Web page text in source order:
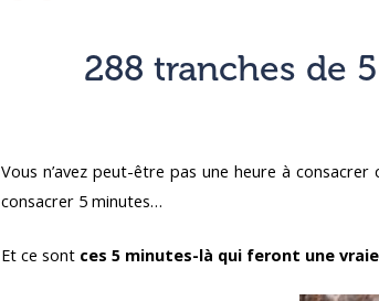
288 tranches de
Vous n’avez peut-être pas une heure à
consacrer 5 minutes…
Et ce sont ces 5 minutes-là qui feront une